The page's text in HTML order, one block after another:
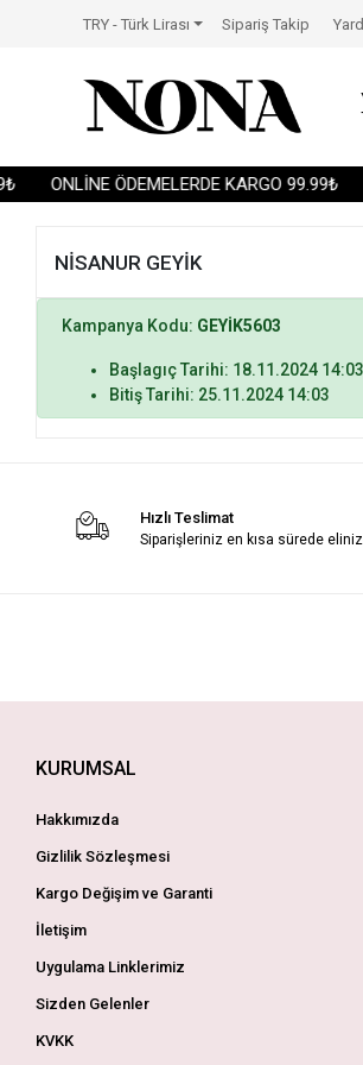
ONLİNE ÖDEMELERDE KARGO 99.99₺
TRY - Türk Lirası Sipariş Takip
NİSANUR GEYİK
Kampanya Kodu: GEYİK5603
Başlagıç Tarihi: 18.11.2024 14:03
Bitiş Tarihi: 25.11.2024 14:03
Hızlı Teslimat
Siparişleriniz en kısa sürede
KURUMSAL
Hakkımızda
Gizlilik Sözleşmesi
Kargo Değişim ve Garanti
İletişim
Uygulama Linklerimiz
Sizden Gelenler
KVKK